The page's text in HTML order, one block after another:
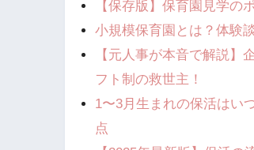
【保存版】保育園見学の
小規模保育園とは？体験
【元人事が本音で解説
フト制の救世主！
1〜3月生まれの保活はい
点